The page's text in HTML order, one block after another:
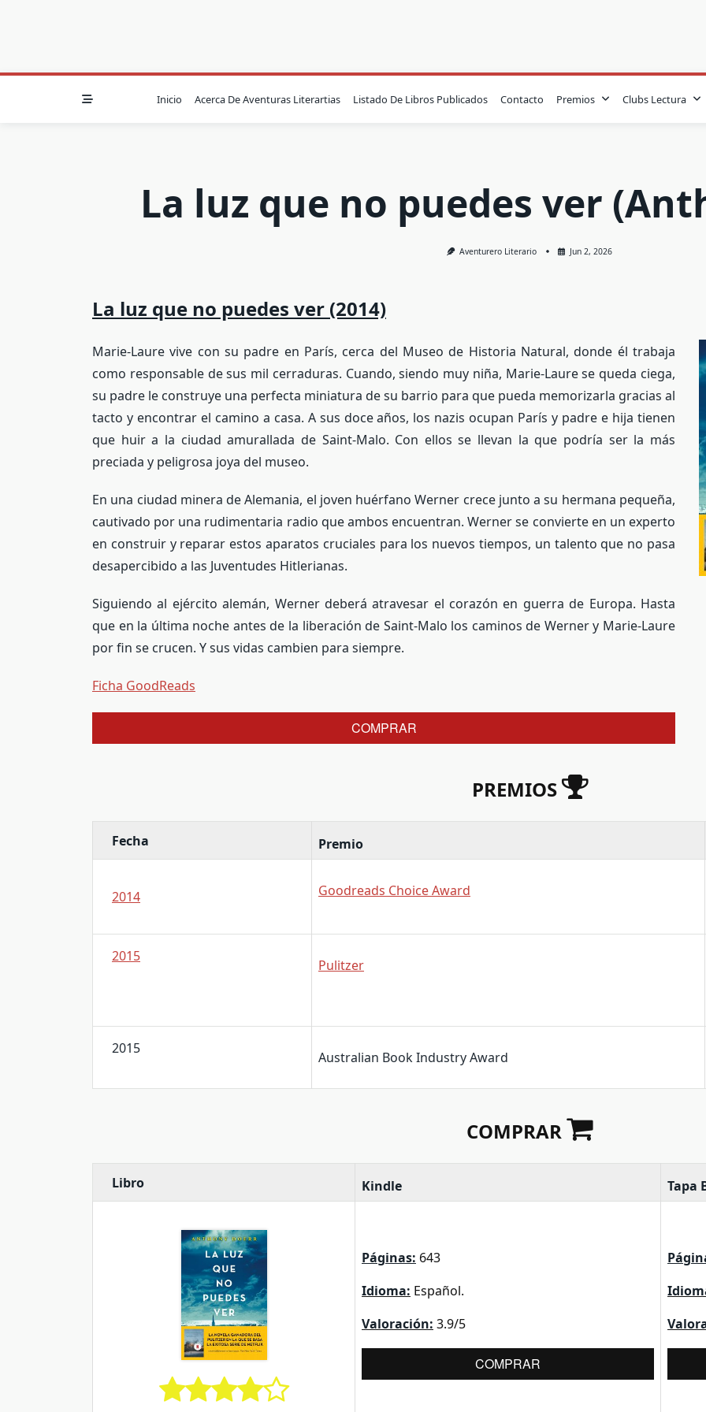
Inicio Acerca De Aventuras Literartias Listado De Libros Publicados Contacto Premios Clubs Lectura
La luz que no puedes ver
Aventurero Literario Jun 2, 2026
La luz que no puedes ver (2014)
Marie-Laure vive con su padre en París, cerca del Museo de Historia Natural, donde él trabaja
como responsable de sus mil cerraduras. Cuando, siendo muy niña, Marie-Laure se queda ciega,
su padre le construye una perfecta miniatura de su barrio para que pueda memorizarla gracias al
tacto y encontrar el camino a casa. A sus doce años, los nazis ocupan París y padre e hija tienen
que huir a la ciudad amurallada de Saint-Malo. Con ellos se llevan la que podría ser la más
preciada y peligrosa joya del museo.
En una ciudad minera de Alemania, el joven huérfano Werner crece junto a su hermana pequeña,
cautivado por una rudimentaria radio que ambos encuentran. Werner se convierte en un experto
en construir y reparar estos aparatos cruciales para los nuevos tiempos, un talento que no pasa
desapercibido a las Juventudes Hitlerianas.
Siguiendo al ejército alemán, Werner deberá atravesar el corazón en guerra de Europa. Hasta
que en la última noche antes de la liberación de Saint-Malo los caminos de Werner y Marie-Laure
por fin se crucen. Y sus vidas cambien para siempre.
Ficha GoodReads
COMPRAR
PREMIOS
Fecha Premio
2014 Goodreads Choice Award
2015
Pulitzer
2015
Australian Book Industry Award
COMPRAR
Libro Kindle Tapa
Páginas: 643
Idioma: Español.
Valoración: 3.9/5
COMPRAR